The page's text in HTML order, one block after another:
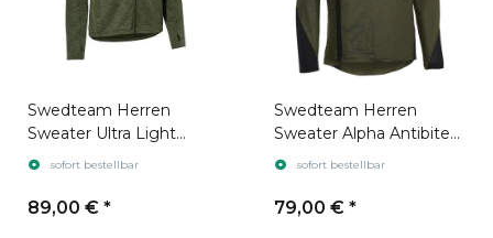
Swedteam Herren
Sweater Ultra Light
Greensofort bestellbar
89,00 € *
Swedteam Herren
Sweater Alpha Antibite
Printed Green
sofort bestellbar
79,00 € *